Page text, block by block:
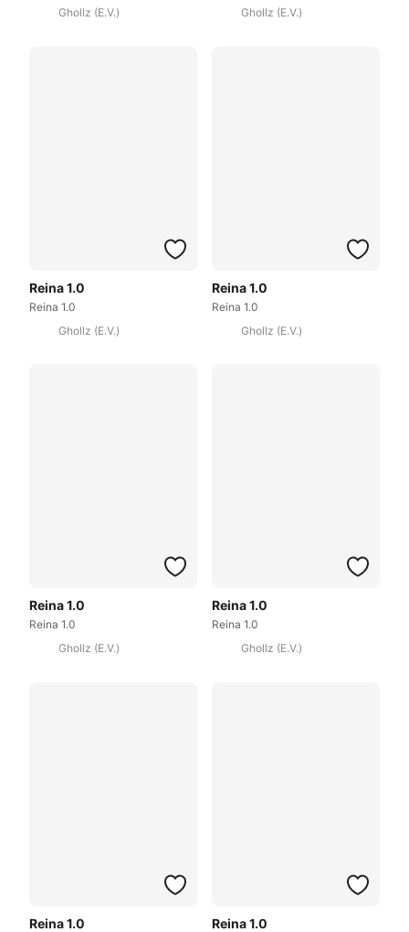
Ghollz (E.V.)
Ghollz (E.V.)
Reina 1.0
Reina 1.0
Ghollz (E.V.)
Reina 1.0
Reina 1.0
Ghollz (E.V.)
Reina 1.0
Reina 1.0
Ghollz (E.V.)
Reina 1.0
Reina 1.0
Ghollz (E.V.)
Reina 1.0 Reina 1.0